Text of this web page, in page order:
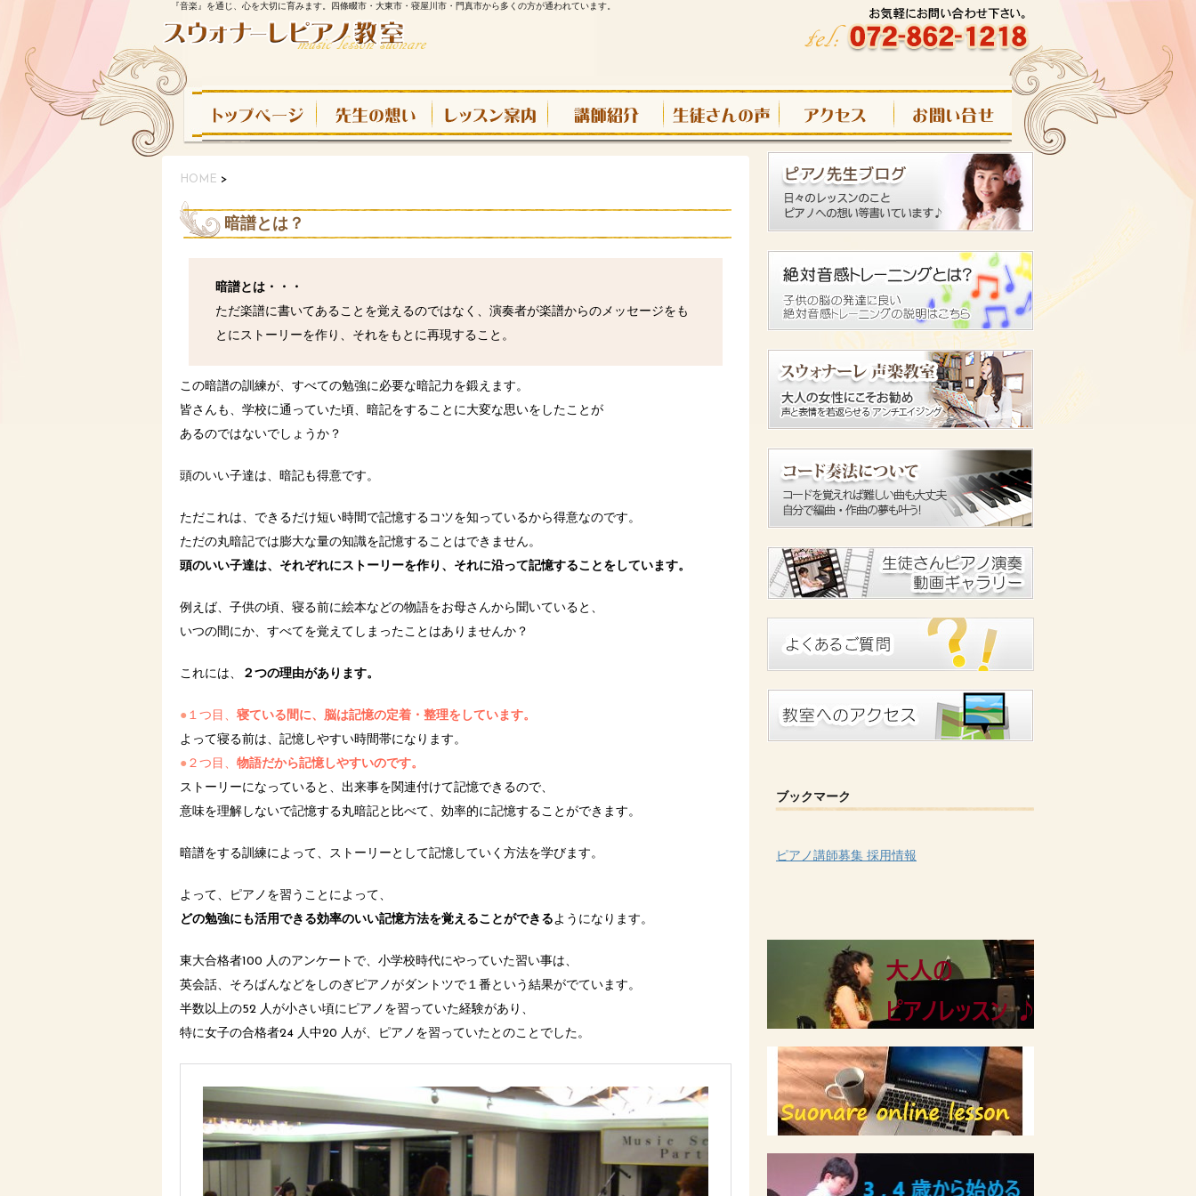
『音楽』を通じ、心を大切に育みます。四條畷市・大東市・寝屋川市・門真市から多くの方が通われています。
HOME >
暗譜とは？
暗譜とは・・・
ただ楽譜に書いてあることを覚えるのではなく、演奏者が楽譜からのメッセージをも
とにストーリーを作り、それをもとに再現すること。
この暗譜の訓練が、すべての勉強に必要な暗記力を鍛えます。
皆さんも、学校に通っていた頃、暗記をすることに大変な思いをしたことが
あるのではないでしょうか？
頭のいい子達は、暗記も得意です。
ただこれは、できるだけ短い時間で記憶するコツを知っているから得意なのです。
ただの丸暗記では膨大な量の知識を記憶することはできません。
頭のいい子達は、それぞれにストーリーを作り、それに沿って記憶することをしています。
例えば、子供の頃、寝る前に絵本などの物語をお母さんから聞いていると、
いつの間にか、すべてを覚えてしまったことはありませんか？
これには、 ２つの理由があります。
● １つ目、 寝ている間に、脳は記憶の定着・整理をしています。
よって寝る前は、記憶しやすい時間帯になります。
● ２つ目、 物語だから記憶しやすいのです。
ストーリーになっていると、出来事を関連付けて記憶できるので、
意味を理解しないで記憶する丸暗記と比べて、効率的に記憶することができます。
暗譜をする訓練によって、ストーリーとして記憶していく方法を学びます。
よって、ピアノを習うことによって、
どの勉強にも活用できる効率のいい記憶方法を覚えることができるようになります。
東大合格者100 人のアンケートで、小学校時代にやっていた習い事は、
英会話、そろばんなどをしのぎピアノがダントツで１番という結果がでています。
半数以上の52 人が小さい頃にピアノを習っていた経験があり、
特に女子の合格者24 人中20 人が、ピアノを習っていたとのことでした。
ブックマーク
ピアノ講師募集 採用情報